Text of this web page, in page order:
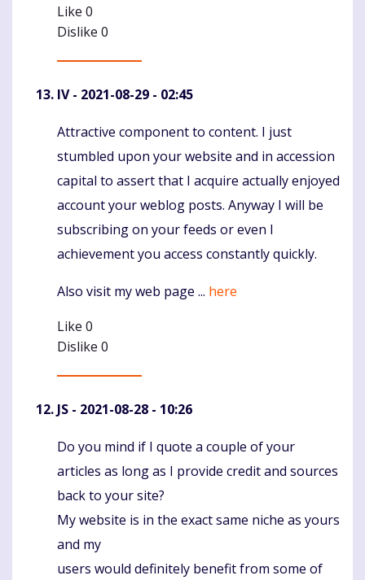
Like 0
Dislike 0
IV- 2021-08-29 - 02:45
Komentaras
Attractive component to content. I just
stumbled upon your website and in accession
capital to assert that I acquire actually enjoyed
account your weblog posts. Anyway I will be
subscribing on your feeds or even I
achievement you access constantly quickly.
Also visit my web page ... here
Like 0
Dislike 0
JS - 2021-08-28 - 10:26
Komentaras
Do you mind if I quote a couple of your
articles as long as I provide credit and sources
back to your site?
My website is in the exact same niche as yours
and my
users would definitely benefit from some of